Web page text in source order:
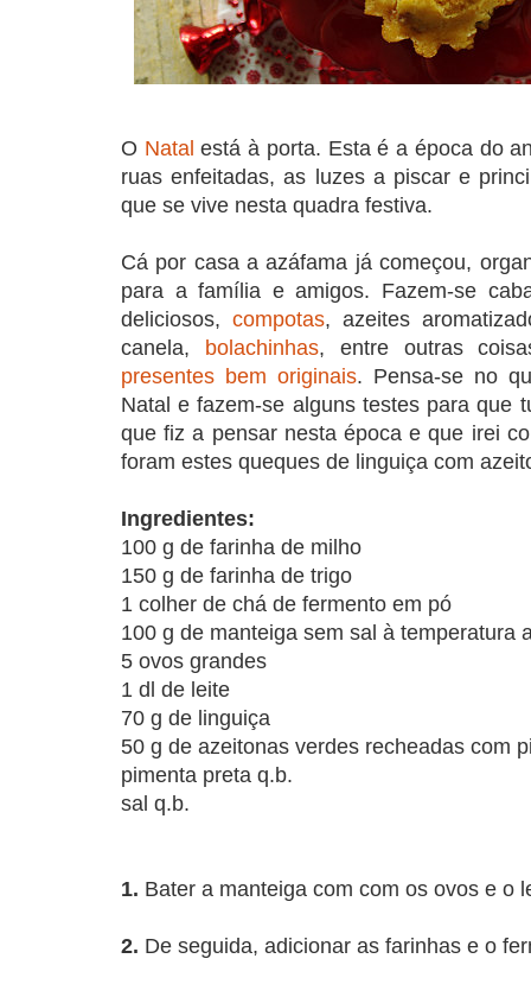
O Natal está à porta. Esta é a época do
ruas enfeitadas, as luzes a piscar e
que se vive nesta quadra festiva.
Cá por casa a azáfama já começou,
para a família e amigos. Fazem-se
deliciosos, compotas, azeites
canela, bolachinhas, entre outras
presentes bem originais. Pensa-se no
Natal e fazem-se alguns testes para que
que fiz a pensar nesta época e que irei
foram estes queques de linguiça com
Ingredientes:
100 g de farinha de milho
150 g de farinha de trigo
1 colher de chá de fermento em pó
100 g de manteiga sem sal à temperatura
5 ovos grandes
1 dl de leite
70 g de linguiça
50 g de azeitonas verdes recheadas com
pimenta preta q.b.
sal q.b.
1. Bater a manteiga com com os ovos e o
2. De seguida, adicionar as farinhas e o